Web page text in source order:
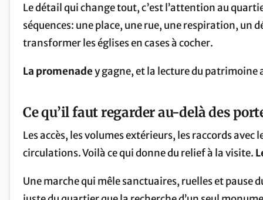
Le détail qui change tout, c’est l’attention au
séquences: une place, une rue, une respiration, un
transformer les églises en cases à cocher.
La promenadey gagne, et la lecture du patrimoine
Ce qu’il faut regarder au-delà des
Les accès, les volumes extérieurs, les raccords
circulations. Voilà ce qui donne du relief à la visite.
Une marche qui mêle sanctuaires, ruelles et pause